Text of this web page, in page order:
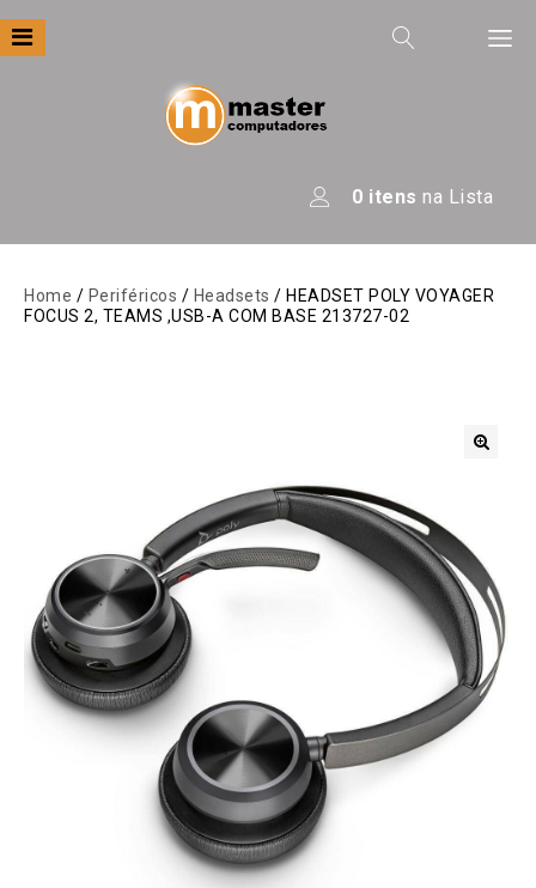
Câmeras E Drones
Hardware
Impressoras
Ver todas as Categorias
0 itens na Lista
Home / Periféricos / Headsets / HEADSET POLY VOYAGER
FOCUS 2, TEAMS ,USB-A COM BASE 213727-02